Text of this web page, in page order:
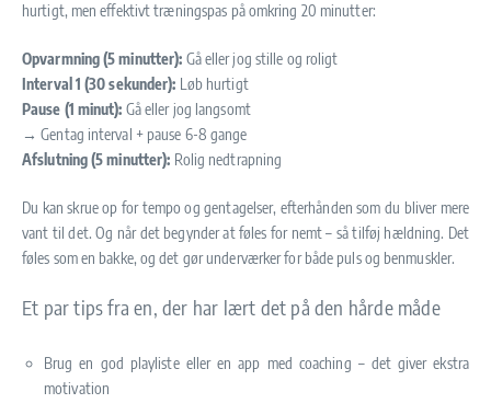
hurtigt, men effektivt træningspas på omkring 20 minutter:
Opvarmning (5 minutter): Gå eller jog stille og roligt
Interval 1 (30 sekunder): Løb hurtigt
Pause (1 minut): Gå eller jog langsomt
→ Gentag interval + pause 6-8 gange
Afslutning (5 minutter): Rolig nedtrapning
Du kan skrue op for tempo og gentagelser, efterhånden som du bliver mere
vant til det. Og når det begynder at føles for nemt – så tilføj hældning. Det
føles som en bakke, og det gør underværker for både puls og benmuskler.
Et par tips fra en, der har lært det på den hårde måde
Brug en god playliste eller en app med coaching – det giver ekstra
motivation